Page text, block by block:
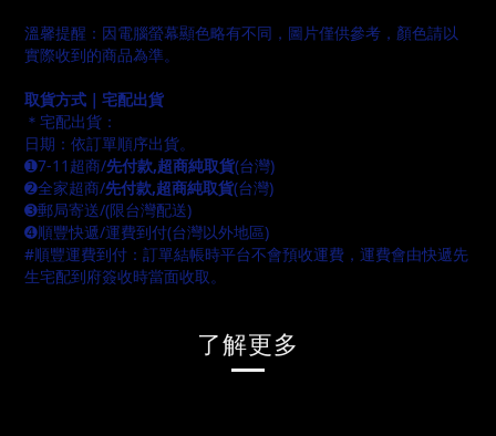
溫馨提醒：因電腦螢幕顯色略有不同，圖片僅供參考，顏色請以
實際收到的商品為準。
取貨方式｜宅配出貨
＊宅配出貨：
日期：依訂單順序出貨。
➊7-11超商/先付款,超商純取貨(台灣)
➋全家超商/先付款,超商純取貨(台灣)
➌郵局寄送/(限台灣配送)
➍順豐快遞/運費到付(台灣以外地區)
#順豐運費到付：訂單結帳時平台不會預收運費，運費會由快遞先
生宅配到府簽收時當面收取。
了解更多